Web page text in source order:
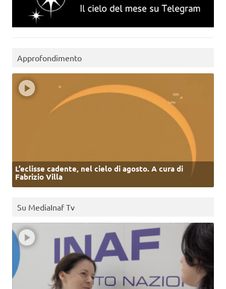
Approfondimento
L’eclisse cadente, nel cielo di agosto. A cura di
Fabrizio Villa
Su MediaInaf Tv